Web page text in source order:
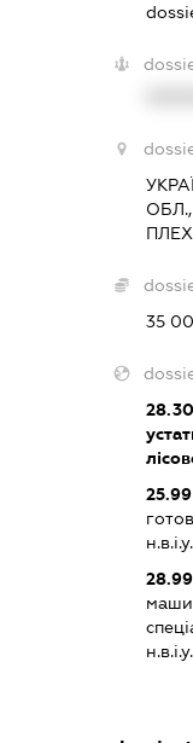
35
28.30
25.99
н.в.і.у.
28.99
н.в.і.у.